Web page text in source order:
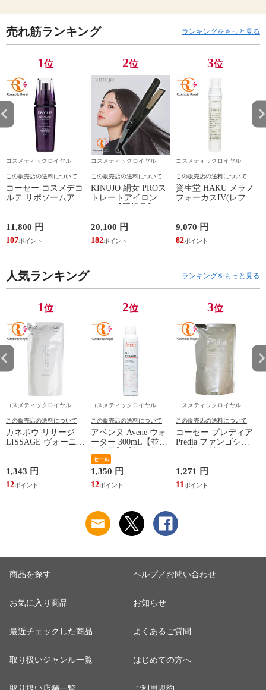
売れ筋ランキング ランキングをもっと見る
1位
コスメティックロイヤル
この販売店の送料について
コーセー コスメデコ
ルテ リポソームアド
品】【国内未発売容
量】最安値に挑戦
中！
11,800 円
107
2位
コスメティックロイヤル
この販売店の送料について
KINUJO 絹女 PROス
トレートアイロン
KP001【正規品】
20,100 円
182
3位
コスメティックロイヤル
この販売店の送料について
資生堂 HAKU メラノ
フォーカスIV(レフィ
9,070 円
82
人気ランキング ランキングをもっと見る
1位
コスメティックロイヤル
この販売店の送料について
カネボウ リサージ
LISSAGE ヴォーニュ
ヘアメインテナンス
ィル） 350mL
1,343 円
12
2位
コスメティックロイヤル
この販売店の送料について
アベンヌ Avene ウォ
ーター 300mL【並行
輸入品】【特価商
品】【大人気商品】
※お一人様24点限り
セール
1,350 円
12
3位
コスメティックロイヤル
この販売店の送料について
コーセー プレディア
Predia ファンゴシャ
ンプー（詰替え用）
1,271 円
11
商品を探す
お気に入り商品
最近チェックした商品
取り扱いジャンル一覧
ヘルプ／お問い合わせ
お知らせ
よくあるご質問
はじめての方へ